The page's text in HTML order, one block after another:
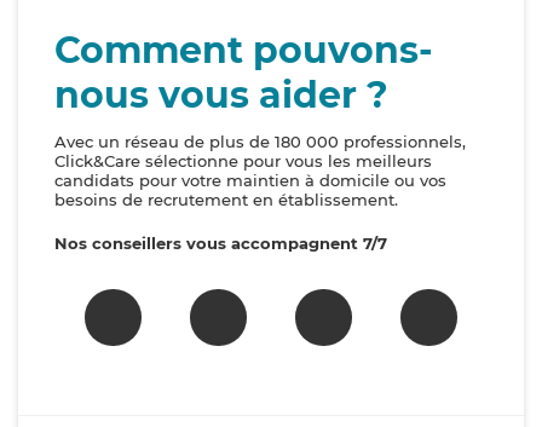
Comment pouvons-
nous vous aider ?
Avec un réseau de plus de 180 000 professionnels,
Click&Care sélectionne pour vous les meilleurs
candidats pour votre maintien à domicile ou vos
besoins de recrutement en établissement.
Nos conseillers vous accompagnent 7/7